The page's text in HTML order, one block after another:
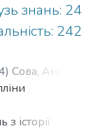
знань: 24
242
) Сова, Андрій
історії